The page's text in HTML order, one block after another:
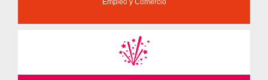
Empleo y Comercio